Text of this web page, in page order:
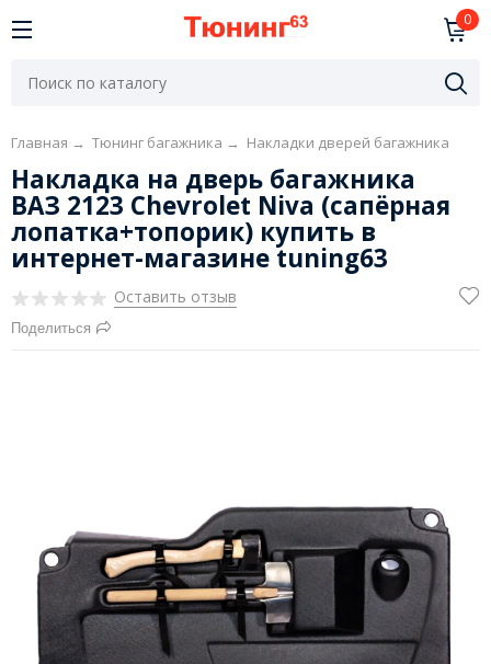
0
Главная → Тюнинг багажника → Накладки дверей багажника
Накладка на дверь багажника
ВАЗ 2123 Chevrolet Niva (сапёрная
лопатка+топорик) купить в
интернет-магазине tuning63
Оставить отзыв
Поделиться